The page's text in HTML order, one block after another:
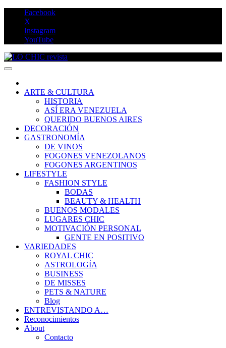
contenido
Facebook
X
Instagram
YouTube
ARTE & CULTURA
HISTORIA
ASÍ ERA VENEZUELA
QUERIDO BUENOS AIRES
DECORACIÓN
GASTRONOMÍA
DE VINOS
FOGONES VENEZOLANOS
FOGONES ARGENTINOS
LIFESTYLE
FASHION STYLE
BODAS
BEAUTY & HEALTH
BUENOS MODALES
LUGARES CHIC
MOTIVACIÓN PERSONAL
GENTE EN POSITIVO
VARIEDADES
ROYAL CHIC
ASTROLOGÍA
BUSINESS
DE MISSES
PETS & NATURE
Blog
ENTREVISTANDO A…
Reconocimientos
About
Contacto